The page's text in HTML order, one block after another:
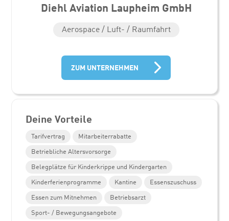
Diehl Aviation Laupheim GmbH
Aerospace / Luft- / Raumfahrt
ZUM UNTERNEHMEN
Deine Vorteile
Tarifvertrag
Mitarbeiterrabatte
Betriebliche Altersvorsorge
Belegplätze für Kinderkrippe und Kindergarten
Kinderferienprogramme
Kantine
Essenszuschuss
Essen zum Mitnehmen
Betriebsarzt
Sport- / Bewegungsangebote